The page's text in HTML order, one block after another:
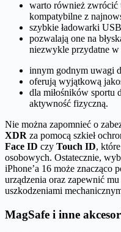
warto również zwrócić
kompatybilne z
szybkie ładowarki
pozwalają one na
niezwykle przydatne
innym godnym uwagi
oferują wyjątkową
dla miłośników sportu
aktywność fizyczną.
Nie można zapomnieć o
XDR za pomocą szkieł
Face ID czy Touch ID,
osobowych. Ostatecznie,
iPhone’a 16 może znacząco
urządzenia oraz zapewnić
uszkodzeniami
MagSafe i inne